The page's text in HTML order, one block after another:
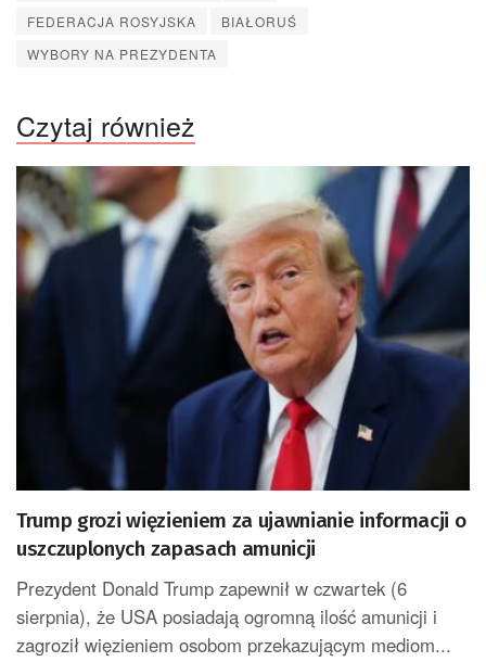
FEDERACJA ROSYJSKA
BIAŁORUŚ
WYBORY NA PREZYDENTA
Czytaj również
Trump grozi więzieniem za ujawnianie informacji o
uszczuplonych zapasach amunicji
Prezydent Donald Trump zapewnił w czwartek (6
sierpnia), że USA posiadają ogromną ilość amunicji i
zagroził więzieniem osobom przekazującym mediom...